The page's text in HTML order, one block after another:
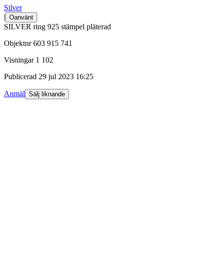
Silver
| Oanvänt
SILVER ring 925 stämpel pläterad
Objektnr 603 915 741
Visningar 1 102
Publicerad 29 jul 2023 16:25
Anmäl Sälj liknande